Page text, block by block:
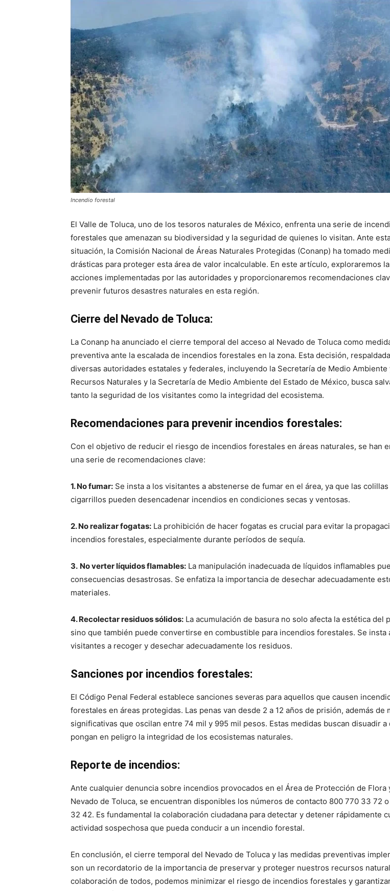
Incendio forestal
El Valle de Toluca, uno de los tesoros naturales de México, enfrenta una serie de
forestales que amenazan su biodiversidad y la seguridad de quienes lo visitan. Ante
situación, la Comisión Nacional de Áreas Naturales Protegidas (Conanp) ha tomado
drásticas para proteger esta área de valor incalculable. En este artículo, exploraremos
acciones implementadas por las autoridades y proporcionaremos recomendaciones
prevenir futuros desastres naturales en esta región.
Cierre del Nevado de Toluca:
La Conanp ha anunciado el cierre temporal del acceso al Nevado de Toluca como
preventiva ante la escalada de incendios forestales en la zona. Esta decisión,
diversas autoridades estatales y federales, incluyendo la Secretaría de Medio Ambiente
Recursos Naturales y la Secretaría de Medio Ambiente del Estado de México, busca
tanto la seguridad de los visitantes como la integridad del ecosistema.
Recomendaciones para prevenir incendios forestales:
Con el objetivo de reducir el riesgo de incendios forestales en áreas naturales, se han
una serie de recomendaciones clave:
1. No fumar: Se insta a los visitantes a abstenerse de fumar en el área, ya que las colillas
cigarrillos pueden desencadenar incendios en condiciones secas y ventosas.
2. No realizar fogatas: La prohibición de hacer fogatas es crucial para evitar la
incendios forestales, especialmente durante períodos de sequía.
3. No verter líquidos flamables: La manipulación inadecuada de líquidos inflamables
consecuencias desastrosas. Se enfatiza la importancia de desechar adecuadamente
materiales.
4. Recolectar residuos sólidos: La acumulación de basura no solo afecta la estética del
sino que también puede convertirse en combustible para incendios forestales. Se insta
visitantes a recoger y desechar adecuadamente los residuos.
Sanciones por incendios forestales:
El Código Penal Federal establece sanciones severas para aquellos que causen
forestales en áreas protegidas. Las penas van desde 2 a 12 años de prisión, además de
significativas que oscilan entre 74 mil y 995 mil pesos. Estas medidas buscan disuadir a
pongan en peligro la integridad de los ecosistemas naturales.
Reporte de incendios:
Ante cualquier denuncia sobre incendios provocados en el Área de Protección de Flora
Nevado de Toluca, se encuentran disponibles los números de contacto 800 770 33 72 o
32 42. Es fundamental la colaboración ciudadana para detectar y detener rápidamente
actividad sospechosa que pueda conducir a un incendio forestal.
En conclusión, el cierre temporal del Nevado de Toluca y las medidas preventivas
son un recordatorio de la importancia de preservar y proteger nuestros recursos
colaboración de todos, podemos minimizar el riesgo de incendios forestales y